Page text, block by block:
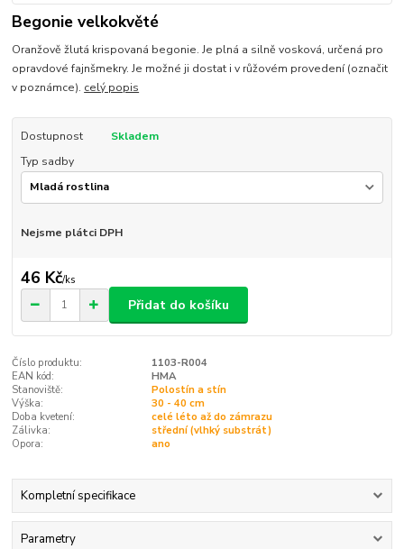
Begonie velkokvěté
Oranžově žlutá krispovaná begonie. Je plná a silně vosková, určená pro
opravdové fajnšmekry. Je možné ji dostat i v růžovém provedení (označit
v poznámce). celý popis
Dostupnost
Skladem
Typ sadby
Nejsme plátci DPH
46 Kč/ks
Přidat do košíku
Číslo produktu:
1103-R004
EAN kód:
HMA
Stanoviště:
Polostín a stín
Výška:
30 - 40 cm
Doba kvetení:
celé léto až do zámrazu
Zálivka:
střední (vlhký substrát)
Opora:
ano
Kompletní specifikace
Parametry